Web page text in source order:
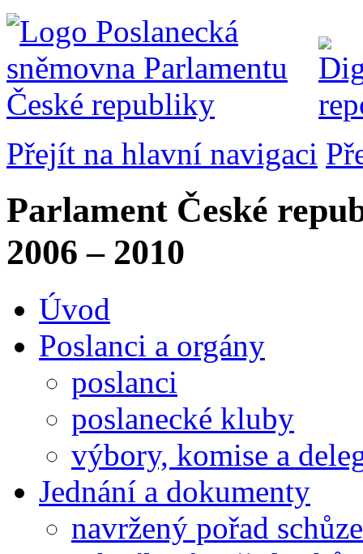
Přejít na hlavní navigaci
Parlament České
2006 – 2010
Úvod
Poslanci a orgány
poslanci
poslanecké kluby
výbory, komise a
Jednání a dokumenty
navržený pořad schůze